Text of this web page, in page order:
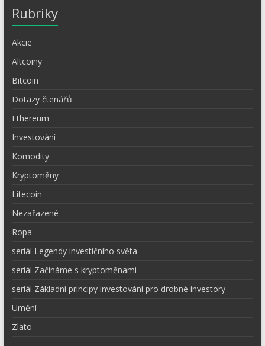
Rubriky
Akcie
Altcoiny
Bitcoin
Dotazy čtenářů
Ethereum
Investování
Komodity
Kryptoměny
Litecoin
Nezařazené
Ropa
seriál Legendy investičního světa
seriál Začínáme s kryptoměnami
seriál Základní principy investování pro drobné investory
Umění
Zlato